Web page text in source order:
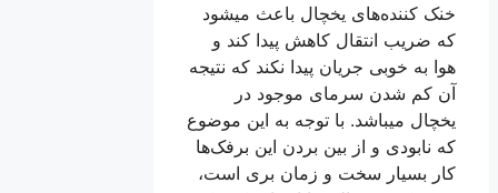
خنک کننده‌های یخچال باعث میشود
که ضریب انتقال کاهش پیدا کند و
هوا به خوبی جریان پیدا نکند که نتیجه
آن کم شدن سرمای موجود در
یخچال میباشد. با توجه به این موضوع
که نابودی و از بین بردن این برفک‌ها
کار بسیار سخت و زمان بری است،